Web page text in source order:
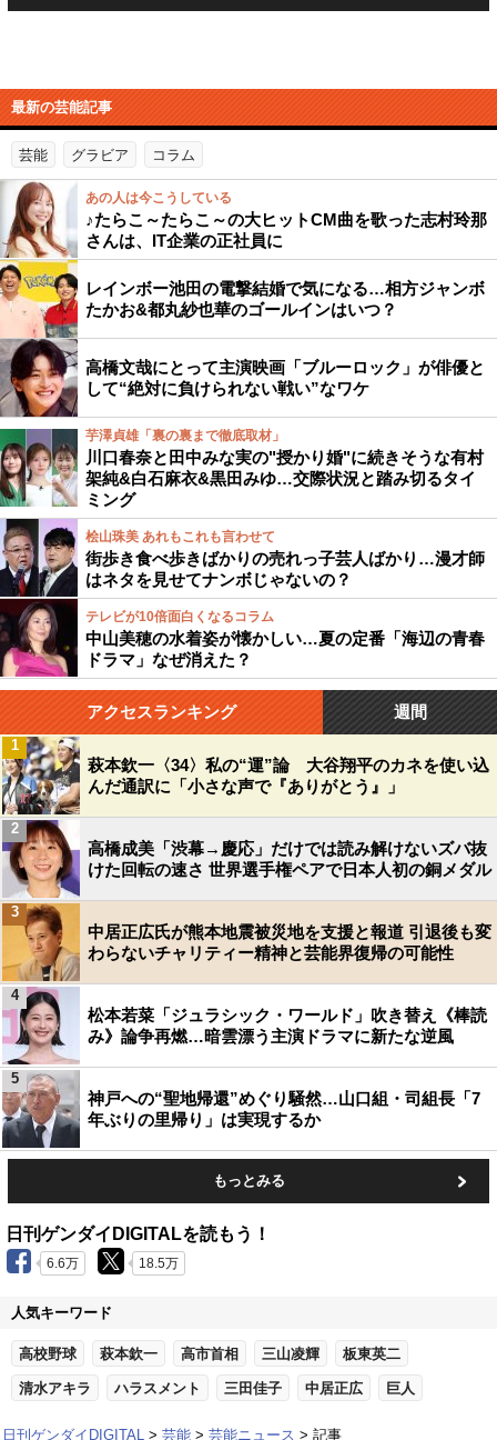
最新の芸能記事
芸能 グラビア コラム
あの人は今こうしている
♪たらこ～たらこ～の大ヒットCM曲を歌った志村玲那
さんは、IT企業の正社員に
レインボー池田の電撃結婚で気になる…相方ジャンボ
たかお&都丸紗也華のゴールインはいつ？
高橋文哉にとって主演映画「ブルーロック」が俳優と
して“絶対に負けられない戦い”なワケ
芋澤貞雄「裏の裏まで徹底取材」
川口春奈と田中みな実の"授かり婚"に続きそうな有村
架純&白石麻衣&黒田みゆ…交際状況と踏み切るタイ
ミング
桧山珠美 あれもこれも言わせて
街歩き食べ歩きばかりの売れっ子芸人ばかり…漫才師
はネタを見せてナンボじゃないの？
テレビが10倍面白くなるコラム
中山美穂の水着姿が懐かしい…夏の定番「海辺の青春
ドラマ」なぜ消えた？
アクセスランキング 週間
萩本欽一〈34〉私の“運”論 大谷翔平のカネを使い込
んだ通訳に「小さな声で『ありがとう』」
1
高橋成美「渋幕→慶応」だけでは読み解けないズバ抜
けた回転の速さ 世界選手権ペアで日本人初の銅メダル
2
中居正広氏が熊本地震被災地を支援と報道 引退後も変
わらないチャリティー精神と芸能界復帰の可能性
3
松本若菜「ジュラシック・ワールド」吹き替え《棒読
み》論争再燃…暗雲漂う主演ドラマに新たな逆風
4
神戸への“聖地帰還”めぐり騒然…山口組・司組長「7
年ぶりの里帰り」は実現するか
5
もっとみる
日刊ゲンダイDIGITALを読もう！
6.6万 18.5万
人気キーワード
高校野球 萩本欽一 高市首相 三山凌輝 板東英二
清水アキラ ハラスメント 三田佳子 中居正広 巨人
日刊ゲンダイDIGITAL 芸能 芸能ニュース 記事